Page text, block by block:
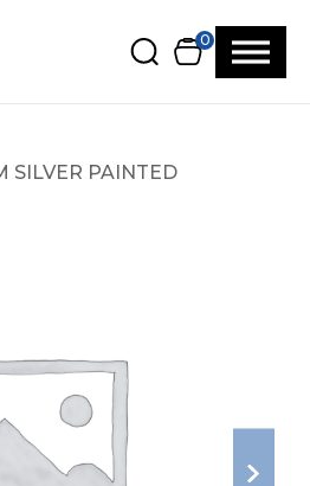
0
SILVER PAINTED